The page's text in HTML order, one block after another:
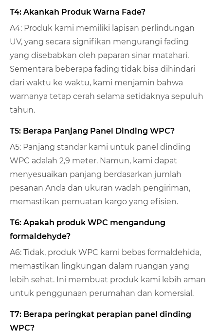
T4: Akankah Produk Warna Fade?
A4: Produk kami memiliki lapisan perlindungan
UV, yang secara signifikan mengurangi fading
yang disebabkan oleh paparan sinar matahari.
Sementara beberapa fading tidak bisa dihindari
dari waktu ke waktu, kami menjamin bahwa
warnanya tetap cerah selama setidaknya sepuluh
tahun.
T5: Berapa Panjang Panel Dinding WPC?
A5: Panjang standar kami untuk panel dinding
WPC adalah 2,9 meter. Namun, kami dapat
menyesuaikan panjang berdasarkan jumlah
pesanan Anda dan ukuran wadah pengiriman,
memastikan pemuatan kargo yang efisien.
T6: Apakah produk WPC mengandung
formaldehyde?
A6: Tidak, produk WPC kami bebas formaldehida,
memastikan lingkungan dalam ruangan yang
lebih sehat. Ini membuat produk kami lebih aman
untuk penggunaan perumahan dan komersial.
T7: Berapa peringkat perapian panel dinding
WPC?